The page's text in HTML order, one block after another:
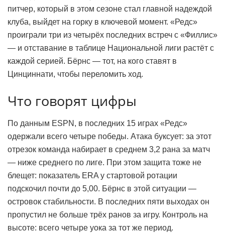
питчер, который в этом сезоне стал главной надеждой
клуба, выйдет на горку в ключевой момент. «Редс»
проиграли три из четырёх последних встреч с «Филлис»
— и отставание в таблице Национальной лиги растёт с
каждой серией. Бёрнс — тот, на кого ставят в
Цинциннати, чтобы переломить ход.
Что говорят цифры
По данным ESPN, в последних 15 играх «Редс»
одержали всего четыре победы. Атака буксует: за этот
отрезок команда набирает в среднем 3,2 рана за матч
— ниже среднего по лиге. При этом защита тоже не
блещет: показатель ERA у стартовой ротации
подскочил почти до 5,00. Бёрнс в этой ситуации —
островок стабильности. В последних пяти выходах он
пропустил не больше трёх ранов за игру. Контроль на
высоте: всего четыре уока за тот же период.